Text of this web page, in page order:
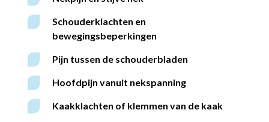
Schouderklachten en
bewegingsbeperkingen
Pijn tussen de schouderbladen
Hoofdpijn vanuit nekspanning
Kaakklachten of klemmen van de kaak